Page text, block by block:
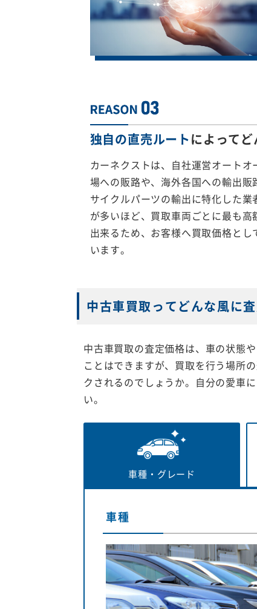
独自の直売ルートによってど
カーネクストは、自社運営オート
場への販路や、海外各国への輸出
サイクルパーツの輸出に特化した
が多いほど、買取車両ごとに最も
出来るため、お客様へ買取価格と
います。
中古車買取ってどんな風に
中古車買取の査定価格は、車の状態
ことはできますが、買取を行う場所
クされるのでしょうか。自分の愛車
い。
車種・ グレード
車種